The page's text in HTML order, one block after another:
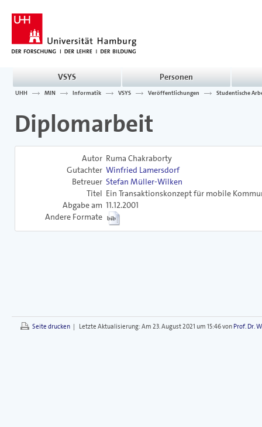
VSYS Personen
UHH MIN Informatik VSYS Veröffentlichungen Studentische
Diplomarbeit
Autor Ruma Chakraborty
Gutachter Winfried Lamersdorf
Betreuer Stefan Müller-Wilken
Titel Ein Transaktionskonzept für mobile
Abgabe am 11.12.2001
Andere Formate
Seite drucken | Letzte Aktualisierung:Am 23. August 2021 um 15:46 von Prof. Dr.